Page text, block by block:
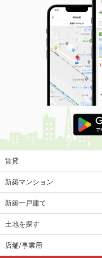
間取り
1LDK
栃木県鹿沼市貝島町
価 格
住 所
栃
専有面積
間取り
栃木県宇都宮市針ヶ谷町
価 格
住 所
栃
専有面積
栃木県下都賀郡壬生町至
栃木県宇都宮市江曽島１
賃貸
新築マンション
新築一戸建て
土地を探す
店舗/事業用